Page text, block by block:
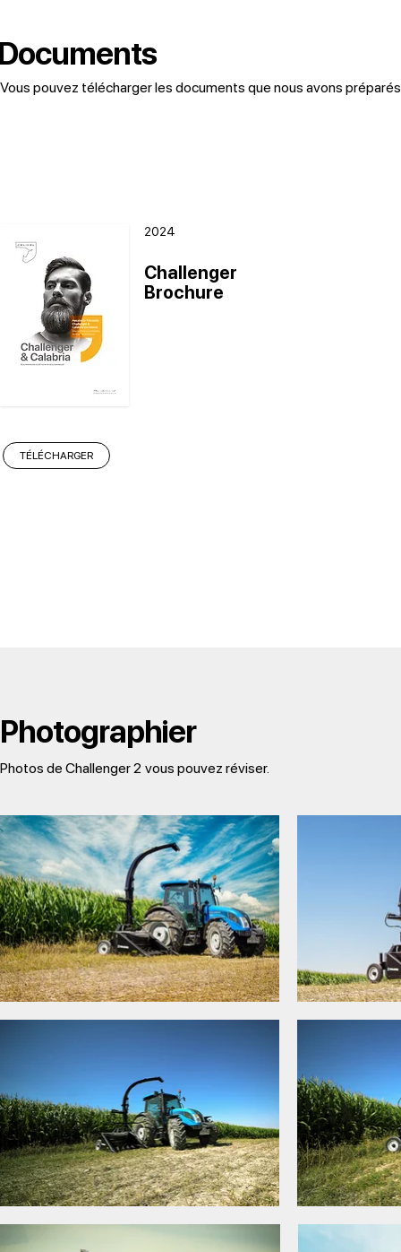
Vous pouvez télécharger les documents que nous avons
2024
Challenger
Brochure
TÉLÉCHARGER
Photographier
Photos de Challenger 2 vous pouvez réviser.